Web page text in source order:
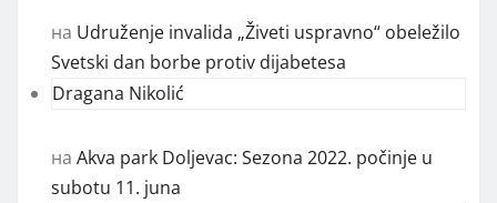
на Udruženje invalida „Živeti uspravno“ obeležilo
Svetski dan borbe protiv dijabetesa
Dragana Nikolić
на Akva park Doljevac: Sezona 2022. počinje u
subotu 11. juna